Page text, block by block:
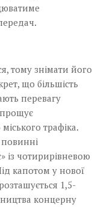
тому знімати його
що більшість
перевагу
трафіка.
із чотирирівневою
капотом у нової
1,5-
концерну